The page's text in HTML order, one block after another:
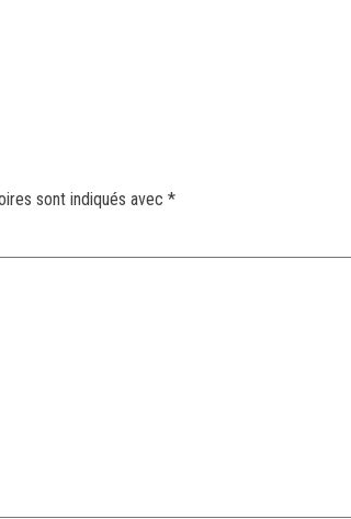
sont indiqués avec *